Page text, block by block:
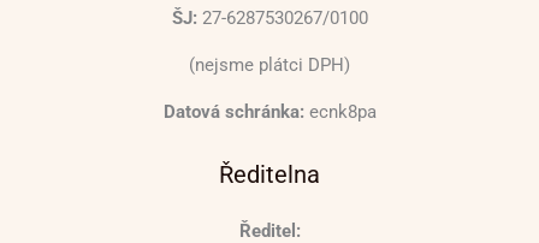
ŠJ: 27-6287530267/0100
(nejsme plátci DPH)
Datová schránka: ecnk8pa
Ředitelna
Ředitel: